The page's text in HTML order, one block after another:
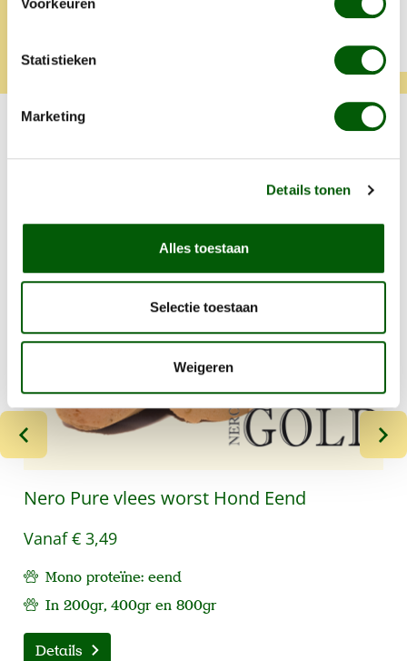
Statistieken
Marketing
Details tonen
Alles toestaan
Selectie toestaan
Weigeren
Eend
Nero Pure vlees worst Hond Eend
Vanaf€ 3,49
Mono proteïne: eend
In 200gr, 400gr en 800gr
Details